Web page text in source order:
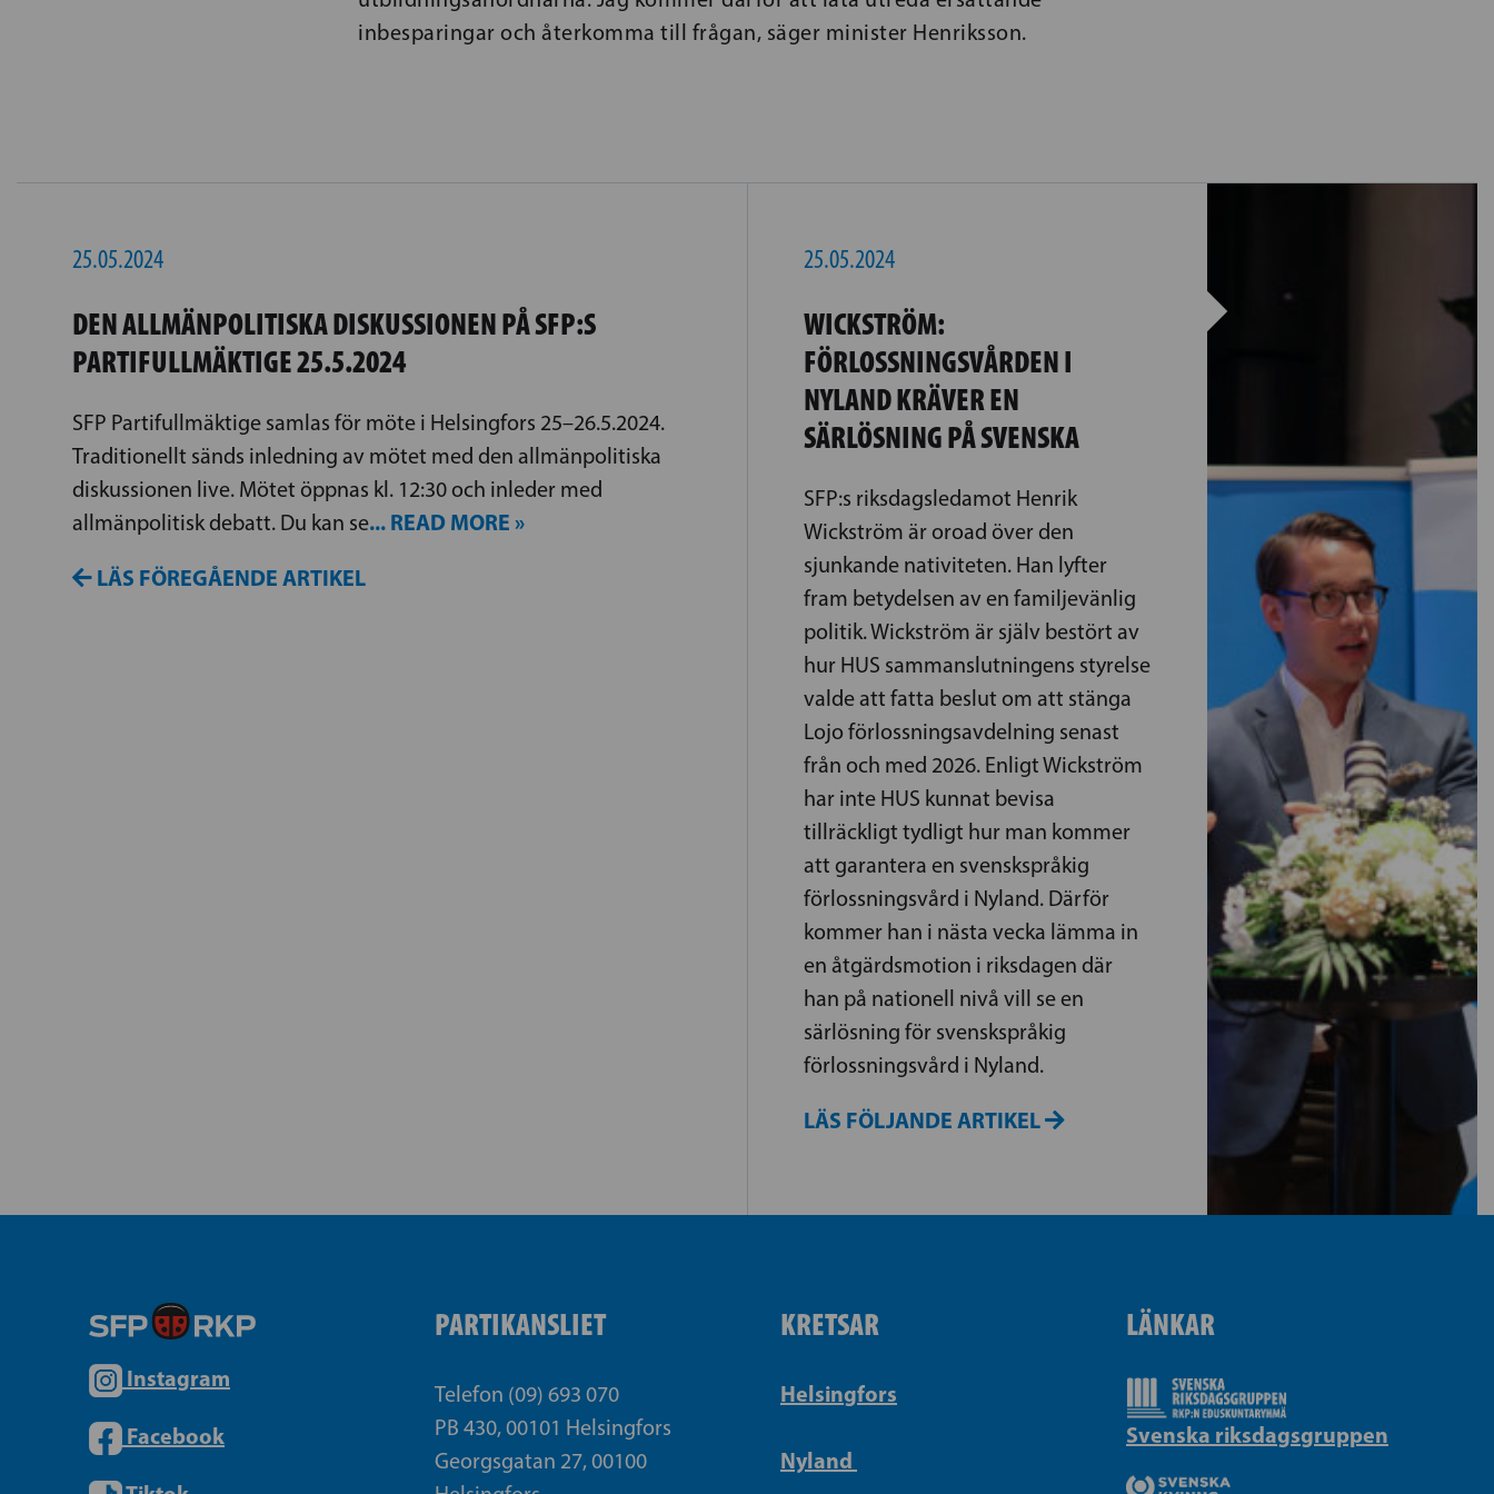
inbesparingar och återkomma till frågan, säger minister Henriksson.
25.05.2024
DEN ALLMÄNPOLITISKA DISKUSSIONEN PÅ SFP:S
PARTIFULLMÄKTIGE 25.5.2024
SFP Partifullmäktige samlas för möte i Helsingfors 25–26.5.2024.
Traditionellt sänds inledning av mötet med den allmänpolitiska
diskussionen live. Mötet öppnas kl. 12:30 och inleder med
allmänpolitisk debatt. Du kan se... READ MORE »
LÄS FÖREGÅENDE ARTIKEL
25.05.2024
WICKSTRÖM:
FÖRLOSSNINGSVÅRDEN I
NYLAND KRÄVER EN
SÄRLÖSNING PÅ SVENSKA
SFP:s riksdagsledamot Henrik
Wickström är oroad över den
sjunkande nativiteten. Han lyfter
fram betydelsen av en familjevänlig
politik. Wickström är själv bestört av
hur HUS sammanslutningens styrelse
valde att fatta beslut om att stänga
Lojo förlossningsavdelning senast
från och med 2026. Enligt Wickström
har inte HUS kunnat bevisa
tillräckligt tydligt hur man kommer
att garantera en svenskspråkig
förlossningsvård i Nyland. Därför
kommer han i nästa vecka lämma in
en åtgärdsmotion i riksdagen där
han på nationell nivå vill se en
särlösning för svenskspråkig
förlossningsvård i Nyland.
LÄS FÖLJANDE ARTIKEL
Instagram
Facebook
PARTIKANSLIET
Telefon (09) 693 070
PB 430, 00101 Helsingfors
Georgsgatan 27, 00100
KRETSAR
Helsingfors
Nyland
LÄNKAR
Svenska riksdagsgruppen